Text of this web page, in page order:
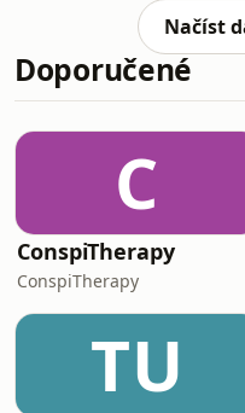
Tomáše
Praha, což je
navigační
i letos. Zatím
které
přestupních
zastávkách
Načíst
Doporučené
C
ConspiTherapy
ConspiTherapy
TU